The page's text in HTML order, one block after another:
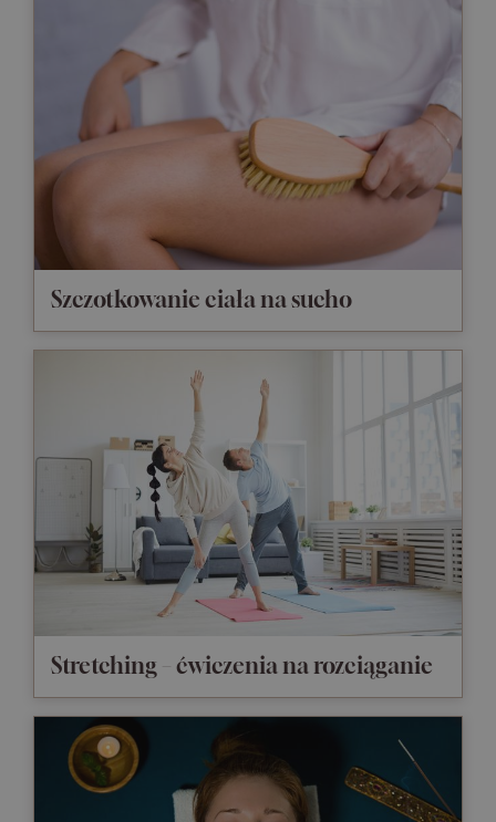
Szczotkowanie ciała na sucho
Stretching – ćwiczenia na rozciąganie